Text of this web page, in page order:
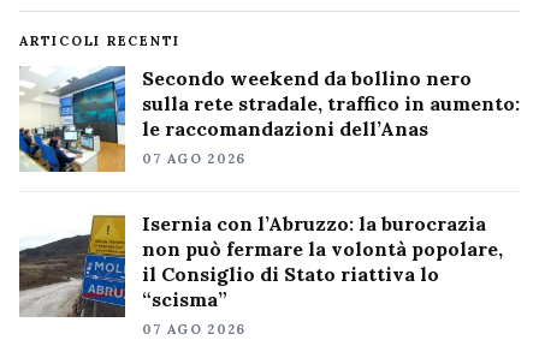
ARTICOLI RECENTI
Secondo weekend da bollino nero
sulla rete stradale, traffico in aumento:
le raccomandazioni dell’Anas
07 AGO 2026
Isernia con l’Abruzzo: la burocrazia
non può fermare la volontà popolare,
il Consiglio di Stato riattiva lo
“scisma”
07 AGO 2026